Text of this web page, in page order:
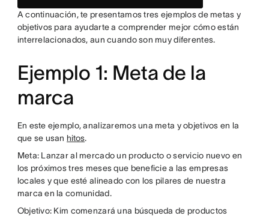
A continuación, te presentamos tres ejemplos de metas y
objetivos para ayudarte a comprender mejor cómo están
interrelacionados, aun cuando son muy diferentes.
Ejemplo 1: Meta de la
marca
En este ejemplo, analizaremos una meta y objetivos en la
que se usan hitos.
Meta: Lanzar al mercado un producto o servicio nuevo en
los próximos tres meses que beneficie a las empresas
locales y que esté alineado con los pilares de nuestra
marca en la comunidad.
Objetivo: Kim comenzará una búsqueda de productos